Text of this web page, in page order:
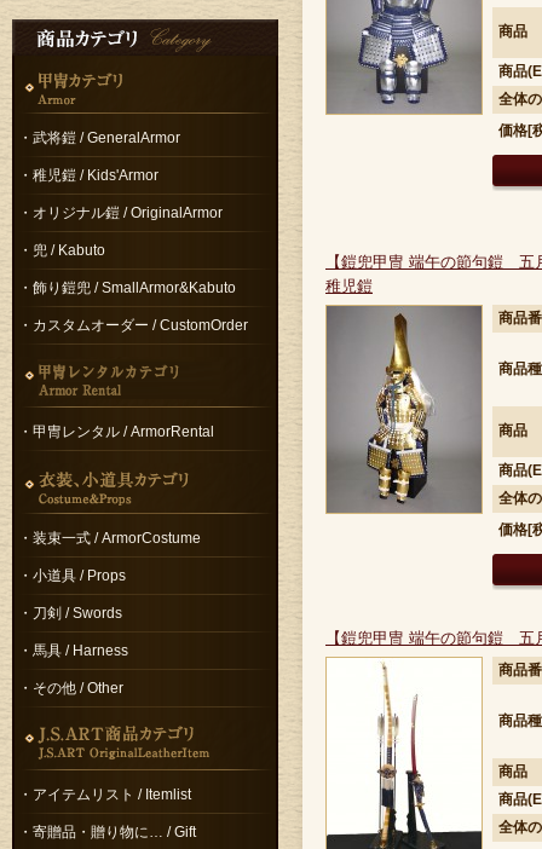
商品
商品
全体
価格[
【鎧兜甲冑 端午の節句鎧 五
稚児鎧
商品
商品
商品
商品
全体
価格[
【鎧兜甲冑 端午の節句鎧 五
商品
商品
商品
商品
全体
・武将鎧 / GeneralArmor
・稚児鎧 / Kids'Armor
・オリジナル鎧 / OriginalArmor
・兜 / Kabuto
・飾り鎧兜 / SmallArmor&Kabuto
・カスタムオーダー / CustomOrder
・甲冑レンタル / ArmorRental
・装束一式 / ArmorCostume
・小道具 / Props
・刀剣 / Swords
・馬具 / Harness
・その他 / Other
・アイテムリスト / Itemlist
・寄贈品・贈り物に… / Gift